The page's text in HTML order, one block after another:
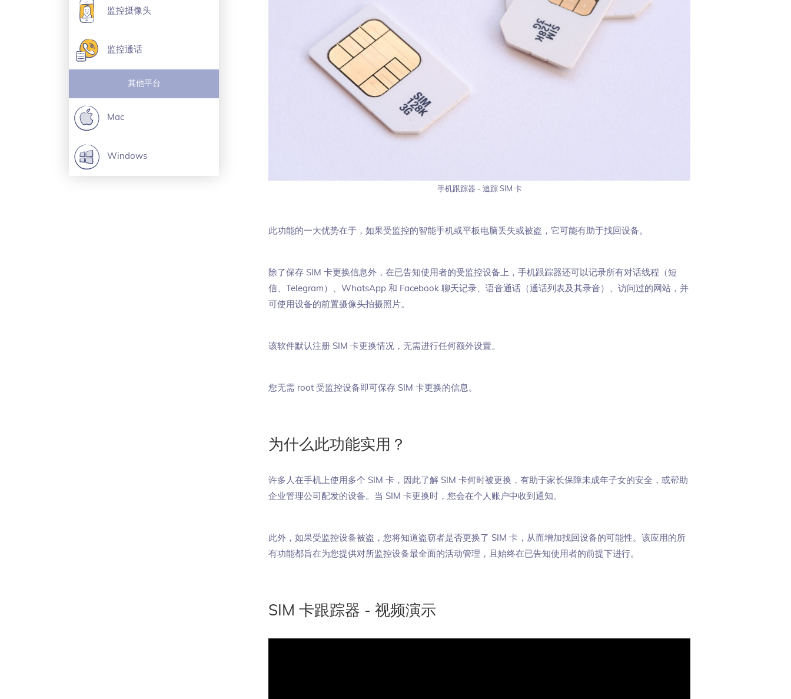
监控摄像头
监控通话
其他平台
Mac
Windows
手机跟踪器 - 追踪 SIM 卡
此功能的一大优势在于，如果受监控的智能手机或平板电脑丢失或被盗，它可能有助于找回设备。
除了保存 SIM 卡更换信息外，在已告知使用者的受监控设备上，手机跟踪器还可以记录所有对话线程（短
信、Telegram）、WhatsApp 和 Facebook 聊天记录、语音通话（通话列表及其录音）、访问过的网站，并
可使用设备的前置摄像头拍摄照片。
该软件默认注册 SIM 卡更换情况，无需进行任何额外设置。
您无需 root 受监控设备即可保存 SIM 卡更换的信息。
为什么此功能实用？
许多人在手机上使用多个 SIM 卡，因此了解 SIM 卡何时被更换，有助于家长保障未成年子女的安全，或帮助
企业管理公司配发的设备。当 SIM 卡更换时，您会在个人账户中收到通知。
此外，如果受监控设备被盗，您将知道盗窃者是否更换了 SIM 卡，从而增加找回设备的可能性。该应用的所
有功能都旨在为您提供对所监控设备最全面的活动管理，且始终在已告知使用者的前提下进行。
SIM 卡跟踪器 - 视频演示